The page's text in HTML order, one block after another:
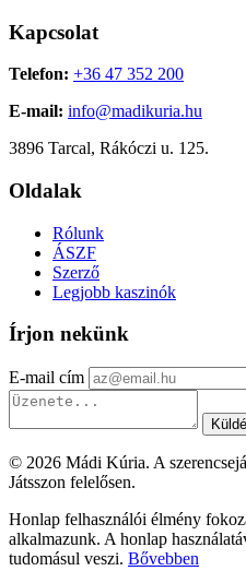
Kapcsolat
Telefon: +36 47 352 200
E-mail: info@madikuria.hu
3896 Tarcal, Rákóczi u. 125.
Oldalak
Rólunk
ÁSZF
Szerző
Legjobb kaszinók
Írjon nekünk
E-mail cím
© 2026 Mádi Kúria. A
Játsszon felelősen.
Honlap felhasználói élmény
alkalmazunk. A honlap
tudomásul veszi. Bővebben